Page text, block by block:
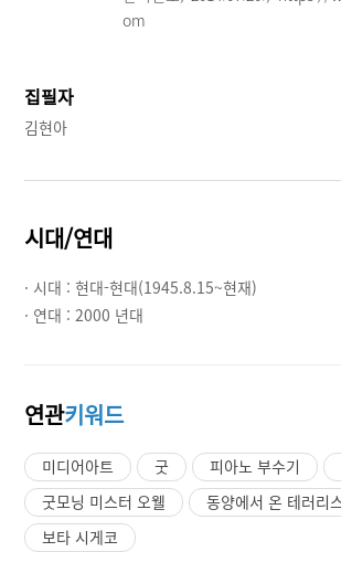
om
집필자
김현아
시대/연대
· 시대 :현대-현대(1945.8.15~현재)
· 연대 :2000 년대
연관키워드
미디어아트 굿 피아노 부수기
굿모닝 미스터 오웰
동양에서 온 테러리
보타 시게코